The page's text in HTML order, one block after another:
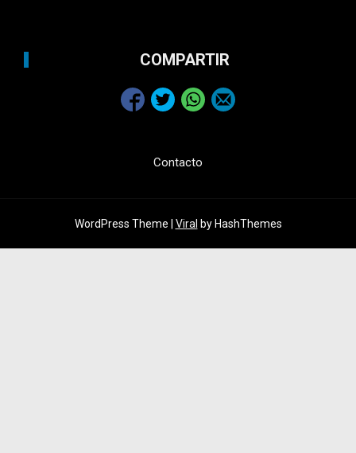
COMPARTIR
Contacto
WordPress Theme | Viral by HashThemes